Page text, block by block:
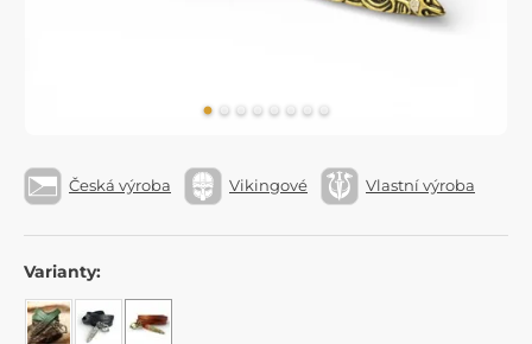
Česká výroba Vikingové Vlastní výroba
Varianty: